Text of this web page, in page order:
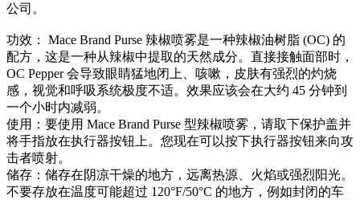
公司。
功效： Mace Brand Purse 辣椒喷雾是一种辣椒油树脂 (OC) 的
配方，这是一种从辣椒中提取的天然成分。直接接触面部时，
OC Pepper 会导致眼睛猛地闭上、咳嗽，皮肤有强烈的灼烧
感，视觉和呼吸系统极度不适。效果应该会在大约 45 分钟到
一个小时内减弱。
使用：要使用 Mace Brand Purse 型辣椒喷雾，请取下保护盖并
将手指放在执行器按钮上。您现在可以按下执行器按钮来向攻
击者喷射。
储存：储存在阴凉干燥的地方，远离热源、火焰或强烈阳光。
不要存放在温度可能超过 120°F/50°C 的地方，例如封闭的车